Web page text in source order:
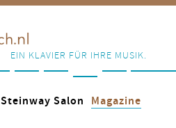
EIN KLAVIER FÜR IHRE MUSIK.
Steinway Salon
Magazine